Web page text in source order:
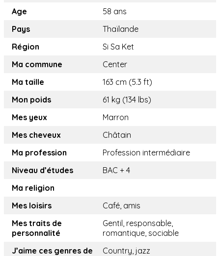
Age
58 ans
Pays
Thaïlande
Région
Si Sa Ket
Ma commune
Center
Ma taille
163 cm (5.3 ft)
Mon poids
61 kg (134 lbs)
Mes yeux
Marron
Mes cheveux
Châtain
Ma profession
Profession intermédiaire
Niveau d’études
BAC + 4
Ma religion
Mes loisirs
Café, amis
Mes traits de
personnalité
Gentil, responsable,
romantique, sociable
J’aime ces genres de
Country, jazz